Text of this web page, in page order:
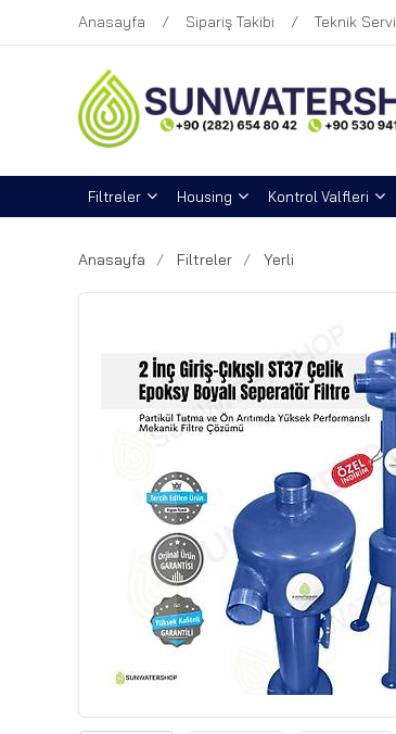
Anasayfa Sipariş Takibi Teknik
Filtreler Housing Kontrol Valfleri
Anasayfa Filtreler Yerli